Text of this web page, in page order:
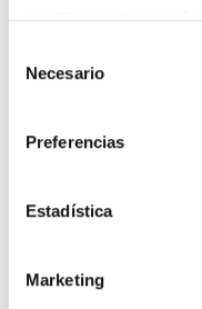
Necesario
Preferencias
Estadística
Marketing